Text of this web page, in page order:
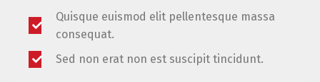
Quisque euismod elit pellentesque massa
consequat.
Sed non erat non est suscipit tincidunt.